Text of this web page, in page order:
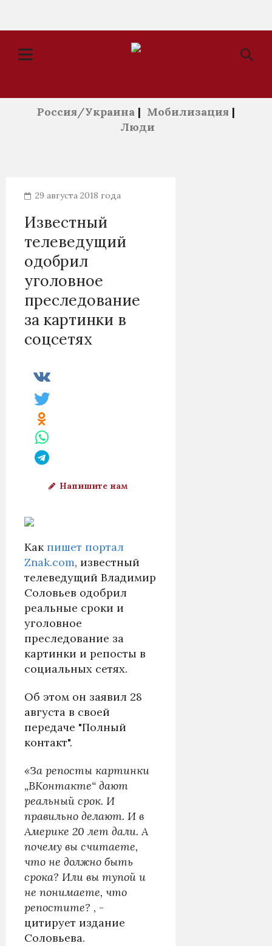
Россия/Украина | Мобилизация |
Люди
29 августа 2018 года
Известный
телеведущий
одобрил
уголовное
преследование
за картинки в
соцсетях
Напишите нам
Как пишет портал
Znak.com, известный
телеведущий Владимир
Соловьев одобрил
реальные сроки и
уголовное
преследование за
картинки и репосты в
социальных сетях.
Об этом он заявил 28
августа в своей
передаче "Полный
контакт".
«За репосты картинки
„ВКонтакте“ дают
реальный срок. И
правильно делают. И в
Америке 20 лет дали. А
почему вы считаете,
что не должно быть
срока? Или вы тупой и
не понимаете, что
репостите? , -
цитирует издание
Соловьева.